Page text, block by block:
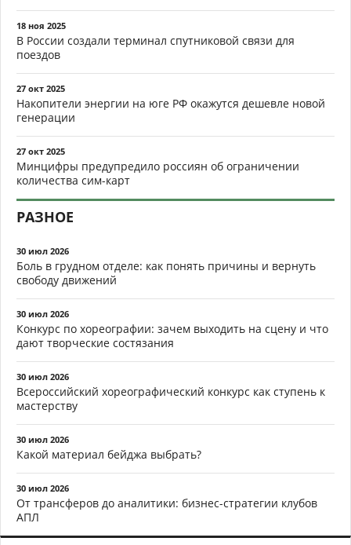
18 ноя 2025
В России создали терминал спутниковой связи для
поездов
27 окт 2025
Накопители энергии на юге РФ окажутся дешевле новой
генерации
27 окт 2025
Минцифры предупредило россиян об ограничении
количества сим-карт
РАЗНОЕ
30 июл 2026
Боль в грудном отделе: как понять причины и вернуть
свободу движений
30 июл 2026
Конкурс по хореографии: зачем выходить на сцену и что
дают творческие состязания
30 июл 2026
Всероссийский хореографический конкурс как ступень к
мастерству
30 июл 2026
Какой материал бейджа выбрать?
30 июл 2026
От трансферов до аналитики: бизнес-стратегии клубов
АПЛ